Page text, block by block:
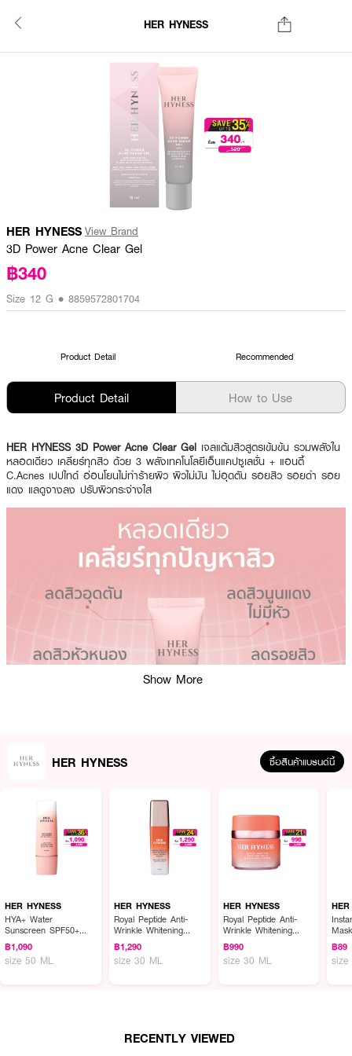
HER HYNESS
HER HYNESS View Brand
3D Power Acne Clear Gel
฿340
Size 12 G • 8859572801704
Product Detail Recommended
Product Detail How to Use
HER HYNESS 3D Power Acne Clear Gel เจลแต้มสิวสูตรเข้มข้น รวมพลังใน
หลอดเดียว เคลียร์ทุกสิว ด้วย 3 พลังเทคโนโลยีเอ็นแคปซูเลชั่น + แอนตี้
C.Acnes เปปไทด์ อ่อนโยนไม่ทำร้ายผิว ผิวไม่มัน ไม่อุดตัน รอยสิว รอยดำ รอย
แดง แลดูจางลง ปรับผิวกระจ่างใส
ผลลัพธ์ที่ได้ :
หลอดเดียว เคลียร์ทุกสิว ด้วย 3 พลังเทคโนโลยีเอ็นแคปซูเลชั่น + แอนตี้
C.Acnes เปปไทด์ อ่อนโยนไม่ทำร้ายผิว ผิวไม่มัน ไม่อุดตัน รอยสิว รอยดำ รอย
แดง แลดูจางลง ปรับผิวกระจ่างใส
·ลดมัน ลดอุดตัน ผลัดเซลล์ผิวอย่างอ่อนโยน ไม่ทำให้ผิวแห้ง แสบ ลอก
· CENTELLA ENCAPSULATION : ปลอบประโลมผิว พร้อมบำรุงผิวล้ำลึก
Show More
HER HYNESS ซื้อสินค้าแบรนด์นี้
HER HYNESS
HYA+ Water
Sunscreen SPF50+
PA++++
฿1,090
size 50 ML
HER HYNESS
Royal Peptide Anti-
Wrinkle Whitening
Serum
฿1,290
size 30 ML
HER HYNESS
Royal Peptide Anti-
Wrinkle Whitening
Cream
฿990
size 30 ML
฿89
size
RECENTLY VIEWED